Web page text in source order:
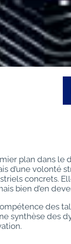
plan dans le
d’une volonté
concrets.
bien d’en
des
synthèse des